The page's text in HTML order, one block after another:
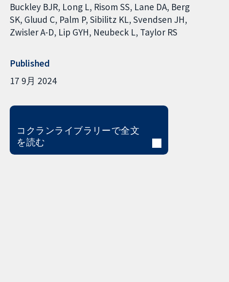
Buckley BJR Long L Risom SS Lane DA Berg
SK Gluud C Palm P Sibilitz KL Svendsen JH
Zwisler A-D Lip GYH Neubeck L Taylor RS
Published
17 9月 2024
コクランライブラリーで全文
を読む